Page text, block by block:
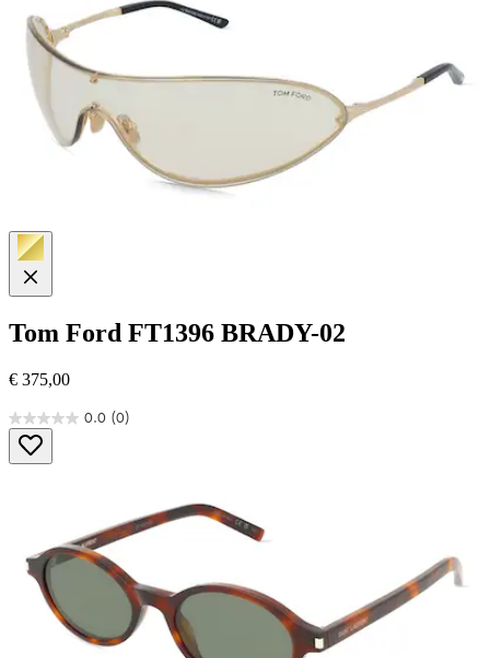
Tom Ford FT1396 BRADY-02
€ 375,00
0.0 (0)
0.0
von
5